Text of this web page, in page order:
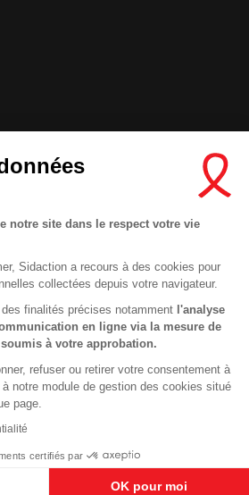
notre site dans le respect votre vie
Sidaction a recours à des cookies pour
collectées depuis votre navigateur.
finalités précises notamment l'analyse
en ligne via la mesure de
à votre approbation.
refuser ou retirer votre consentement à
notre module de gestion des cookies situé
page.
certifiés par
OK pour moi
:
ET PROTECTION DES DONNÉES
gives you control over what you want to